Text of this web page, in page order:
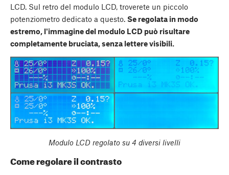
LCD. Sul retro del modulo LCD, troverete un piccolo
potenziometro dedicato a questo. Se regolata in modo
estremo, l'immagine del modulo LCD può risultare
completamente bruciata, senza lettere visibili.
Modulo LCD regolato su 4 diversi livelli
Come regolare il contrasto